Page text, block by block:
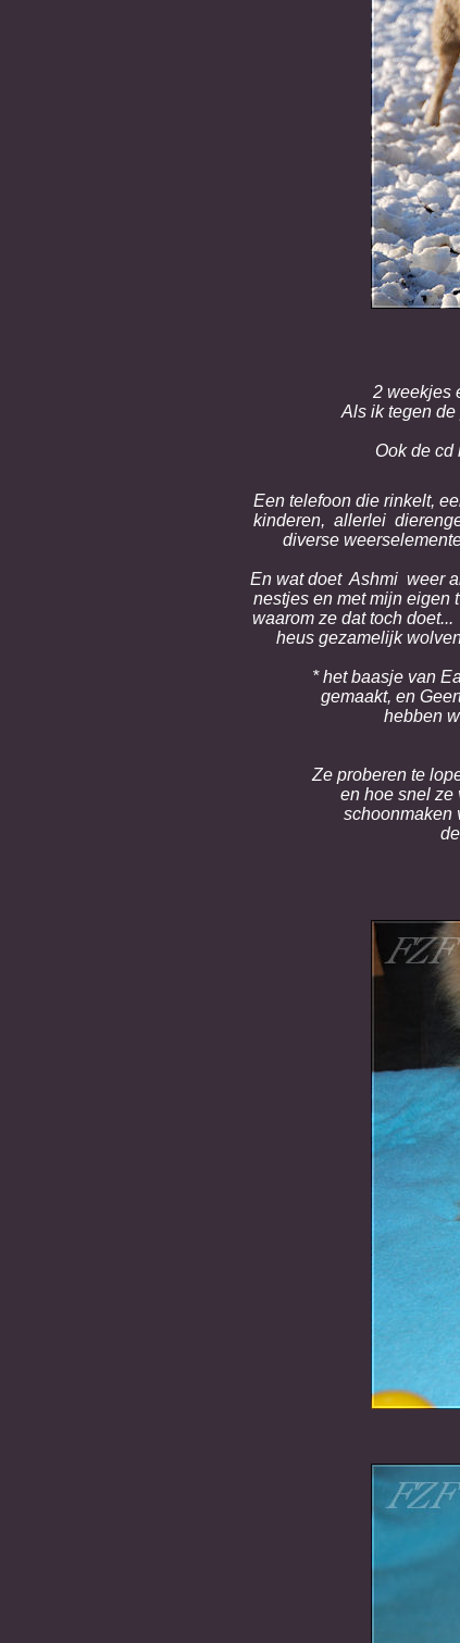
2 weekjes
Als ik tegen
Ook de cd
Een telefoon die rinkelt,
kinderen, allerlei
diverse
En wat doet Ashmi weer
nestjes en met mijn eigen
waarom ze dat toch
heus gezamelijk
* het baasje van
gemaakt, en
hebben
Ze proberen te
en hoe snel ze
schoonmaken